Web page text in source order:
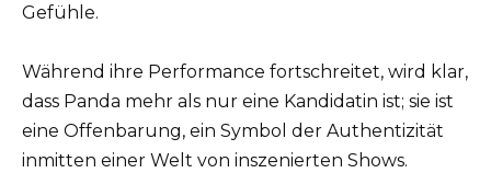
Gefühle.
Während ihre Performance fortschreitet, wird klar,
dass Panda mehr als nur eine Kandidatin ist; sie ist
eine Offenbarung, ein Symbol der Authentizität
inmitten einer Welt von inszenierten Shows.